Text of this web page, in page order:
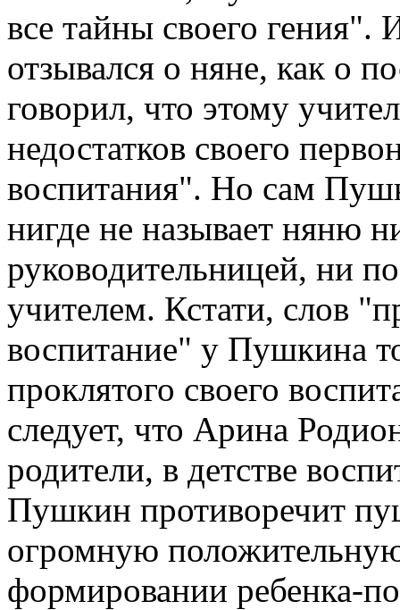
все тайны своего
отзывался о няне, как о
говорил, что этому
недостатков своего
воспитания". Но сам
нигде не называет няню
руководительницей, ни
учителем. Кстати, слов
воспитание" у Пушкина
проклятого своего
следует, что Арина
родители, в детстве
Пушкин противоречит
огромную
формировании ребенка-